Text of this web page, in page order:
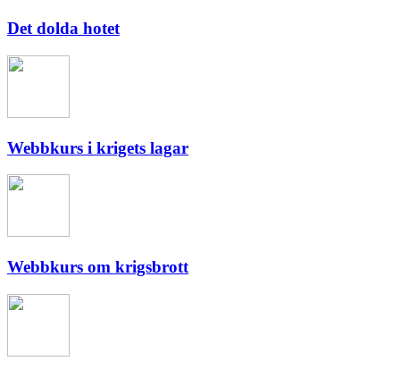
Det dolda hotet
Webbkurs i krigets lagar
Webbkurs om krigsbrott